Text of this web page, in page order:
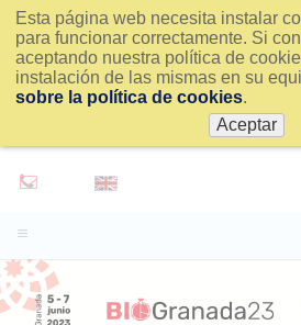
Esta página web necesita instalar
para funcionar correctamente. Si
aceptando nuestra política de
instalación de las mismas en su
sobre la política de cookies.
Aceptar